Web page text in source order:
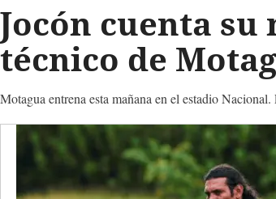
Jocón cuenta
técnico de
Motagua entrena esta mañana en el estadio